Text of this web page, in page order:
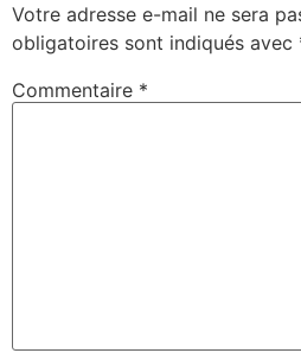
Votre adresse e-mail ne sera
obligatoires sont indiqués avec
Commentaire *